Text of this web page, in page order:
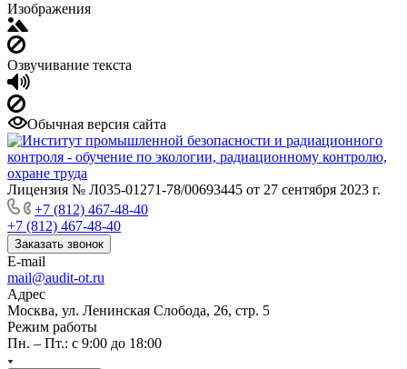
Изображения
Озвучивание текста
Обычная версия сайта
Лицензия № Л035-01271-78/00693445 от 27 сентября 2023 г.
+7 (812) 467-48-40
+7 (812) 467-48-40
Заказать звонок
E-mail
mail@audit-ot.ru
Адрес
Москва, ул. Ленинская Слобода, 26, стр. 5
Режим работы
Пн. – Пт.: с 9:00 до 18:00